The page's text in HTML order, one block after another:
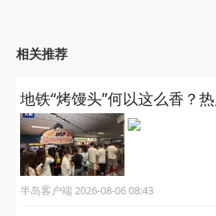
相关推荐
地铁“烤馒头”何以这么香？
半岛客户端 2026-08-06 08:43